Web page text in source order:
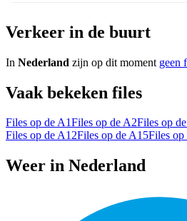
Verkeer in de buurt
In Nederland zijn op dit moment geen
Vaak bekeken files
Files op de A1Files op de A2Files op
Files op de A12Files op de A15Files
Weer in Nederland